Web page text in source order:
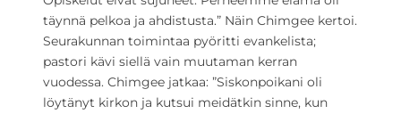
täynnä pelkoa ja ahdistusta.” Näin Chimgee kertoi.
Seurakunnan toimintaa pyöritti evankelista;
pastori kävi siellä vain muutaman kerran
vuodessa. Chimgee jatkaa: ”Siskonpoikani oli
löytänyt kirkon ja kutsui meidätkin sinne, kun